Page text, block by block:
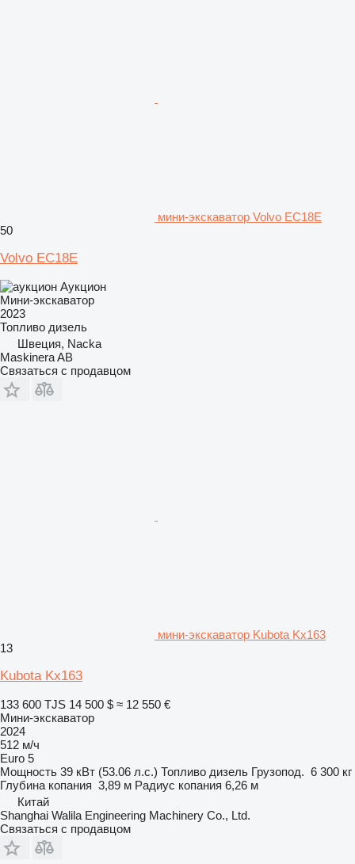
мини-экскаватор Volvo EC18E
50
Volvo EC18E
Аукцион
Мини-экскаватор
2023
Топливо дизель
Швеция, Nacka
Maskinera AB
Связаться с продавцом
мини-экскаватор Kubota Kx163
13
Kubota Kx163
133 600 TJS 14 500 $ ≈ 12 550 €
Мини-экскаватор
2024
512 м/ч
Euro 5
Мощность 39 кВт (53.06 л.с.) Топливо дизель Грузопод. 6 300 кг
Глубина копания 3,89 м Радиус копания 6,26 м
Китай
Shanghai Walila Engineering Machinery Co., Ltd.
Связаться с продавцом